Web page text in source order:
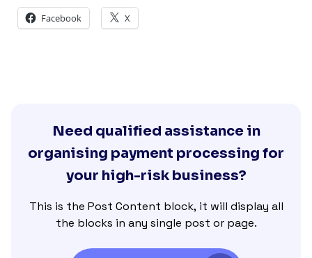
Facebook X
Need qualified assistance in
organising payment processing for
your high-risk business?
This is the Post Content block, it will display all
the blocks in any single post or page.